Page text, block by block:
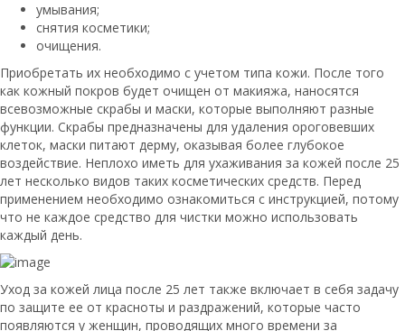
умывания;
снятия косметики;
очищения.
Приобретать их необходимо с учетом типа кожи. После того
как кожный покров будет очищен от макияжа, наносятся
всевозможные скрабы и маски, которые выполняют разные
функции. Скрабы предназначены для удаления ороговевших
клеток, маски питают дерму, оказывая более глубокое
воздействие. Неплохо иметь для ухаживания за кожей после 25
лет несколько видов таких косметических средств. Перед
применением необходимо ознакомиться с инструкцией, потому
что не каждое средство для чистки можно использовать
каждый день.
Уход за кожей лица после 25 лет также включает в себя задачу
по защите ее от красноты и раздражений, которые часто
появляются у женщин, проводящих много времени за